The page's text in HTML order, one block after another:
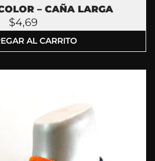
– CAÑA LARGA
$4,69
AL CARRITO